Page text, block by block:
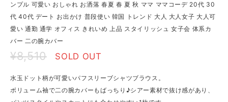
ンプル 可愛い おしゃれ お洒落 春夏 春 夏 秋 ママ ママコーデ 20代 30
代 40代 デート お出かけ 普段使い 韓国 トレンド 大人 大人女子 大人可
愛い 通勤 通学 オフィス きれいめ 上品 スタイリッシュ 女子会 体系カ
バー 二の腕カバー
¥8,510 SOLD OUT
水玉ドット柄が可愛いパフスリーブシャツブラウス。
ボリューム袖で二の腕カバーもばっちり♪シアー素材で抜け感があり、